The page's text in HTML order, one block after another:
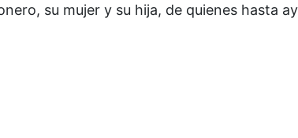
su mujer y su hija, de quienes hasta